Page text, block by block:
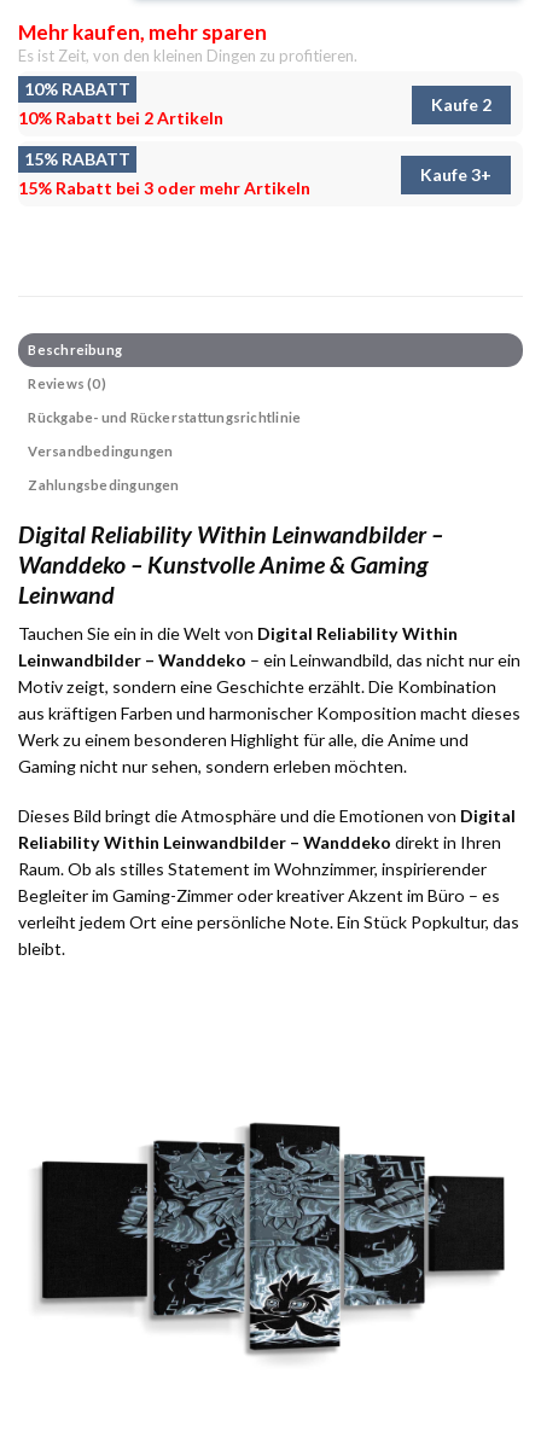
Mehr kaufen, mehr sparen
Es ist Zeit, von den kleinen Dingen zu profitieren.
10% RABATT
10% Rabatt bei 2 Artikeln
Kaufe 2
15% RABATT
15% Rabatt bei 3 oder mehr Artikeln
Kaufe 3+
Beschreibung
Reviews (0)
Rückgabe- und Rückerstattungsrichtlinie
Versandbedingungen
Zahlungsbedingungen
Digital Reliability Within Leinwandbilder –
Wanddeko – Kunstvolle Anime & Gaming
Leinwand
Tauchen Sie ein in die Welt von Digital Reliability Within
Leinwandbilder – Wanddeko – ein Leinwandbild, das nicht nur ein
Motiv zeigt, sondern eine Geschichte erzählt. Die Kombination
aus kräftigen Farben und harmonischer Komposition macht dieses
Werk zu einem besonderen Highlight für alle, die Anime und
Gaming nicht nur sehen, sondern erleben möchten.
Dieses Bild bringt die Atmosphäre und die Emotionen von Digital
Reliability Within Leinwandbilder – Wanddeko direkt in Ihren
Raum. Ob als stilles Statement im Wohnzimmer, inspirierender
Begleiter im Gaming-Zimmer oder kreativer Akzent im Büro – es
verleiht jedem Ort eine persönliche Note. Ein Stück Popkultur, das
bleibt.